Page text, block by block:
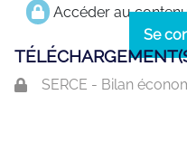
Accéder au
Se
SERCE - Bilan